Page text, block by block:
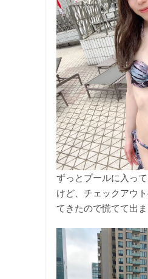
ずっとプールに入っ
けど、チェックアウ
てきたので慌てて出